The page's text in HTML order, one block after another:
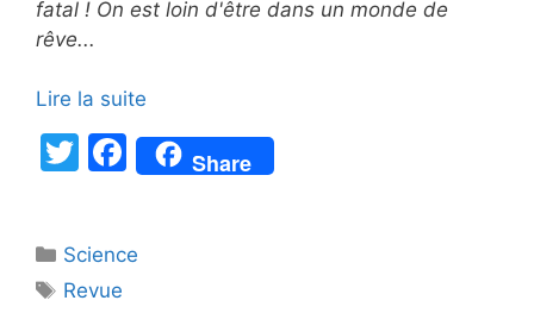
fatal ! On est loin d'être dans un monde de
rêve...
Lire la suite
T
er
F
a
e
Share
Catégories
Science
Étiquettes
Revue